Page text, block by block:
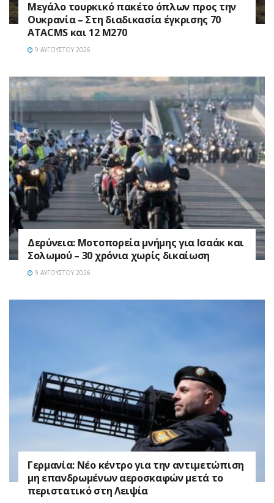
Μεγάλο τουρκικό πακέτο όπλων προς την
Ουκρανία – Στη διαδικασία έγκρισης 70
ATACMS και 12 M270
9 ΑΥΓΟΎΣΤΟΥ 2026
Δερύνεια: Μοτοπορεία μνήμης για Ισαάκ και
Σολωμού – 30 χρόνια χωρίς δικαίωση
9 ΑΥΓΟΎΣΤΟΥ 2026
Γερμανία: Νέο κέντρο για την αντιμετώπιση
μη επανδρωμένων αεροσκαφών μετά το
περιστατικό στη Λειψία